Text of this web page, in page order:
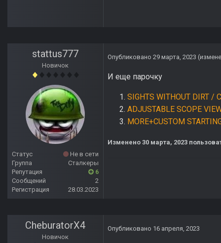
stattus777
Новичок
Статус
Не в сети
Группа
Сталкеры
Репутация
6
Сообщений
2
Регистрация
28.03.2023
Опубликовано 29 марта, 2023
И еще парочку
SIGHTS WITHOUT DIRT /
ADJUSTABLE SCOPE
MORE+CUSTOM
Изменено 30 марта, 2023
CheburatorX4
Новичок
Опубликовано 16 апреля, 2023